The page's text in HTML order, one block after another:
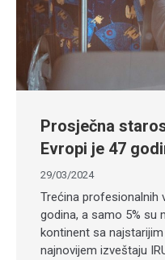
Prosječna
Evropi je 47
29/03/2024
Trećina profesionalnih
godina, a samo 5% su
kontinent sa
najnovijem izveštaju